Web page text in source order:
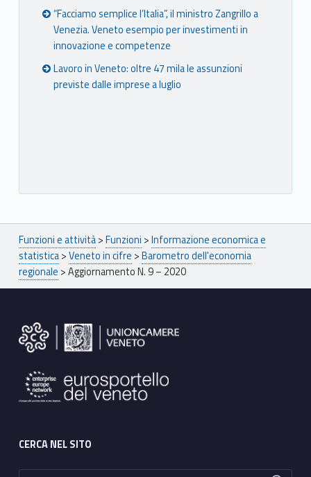
“Facciamo semplice l’Italia”, il ministro Zangrillo a
Venezia. Veneto esempio per investimenti in
innovazione e competenze
Lavoro in Veneto: oltre 47 mila le assunzioni
previste dalle imprese a luglio
Breadcrumbs navigation
Funzioni e attività>Funzioni >Informazione economica e
statistica>Veneto in cifre >Barometro dell'economia
regionale >Aggiornamento N. 9 – 2020
CERCA NEL SITO
Ricerca per: